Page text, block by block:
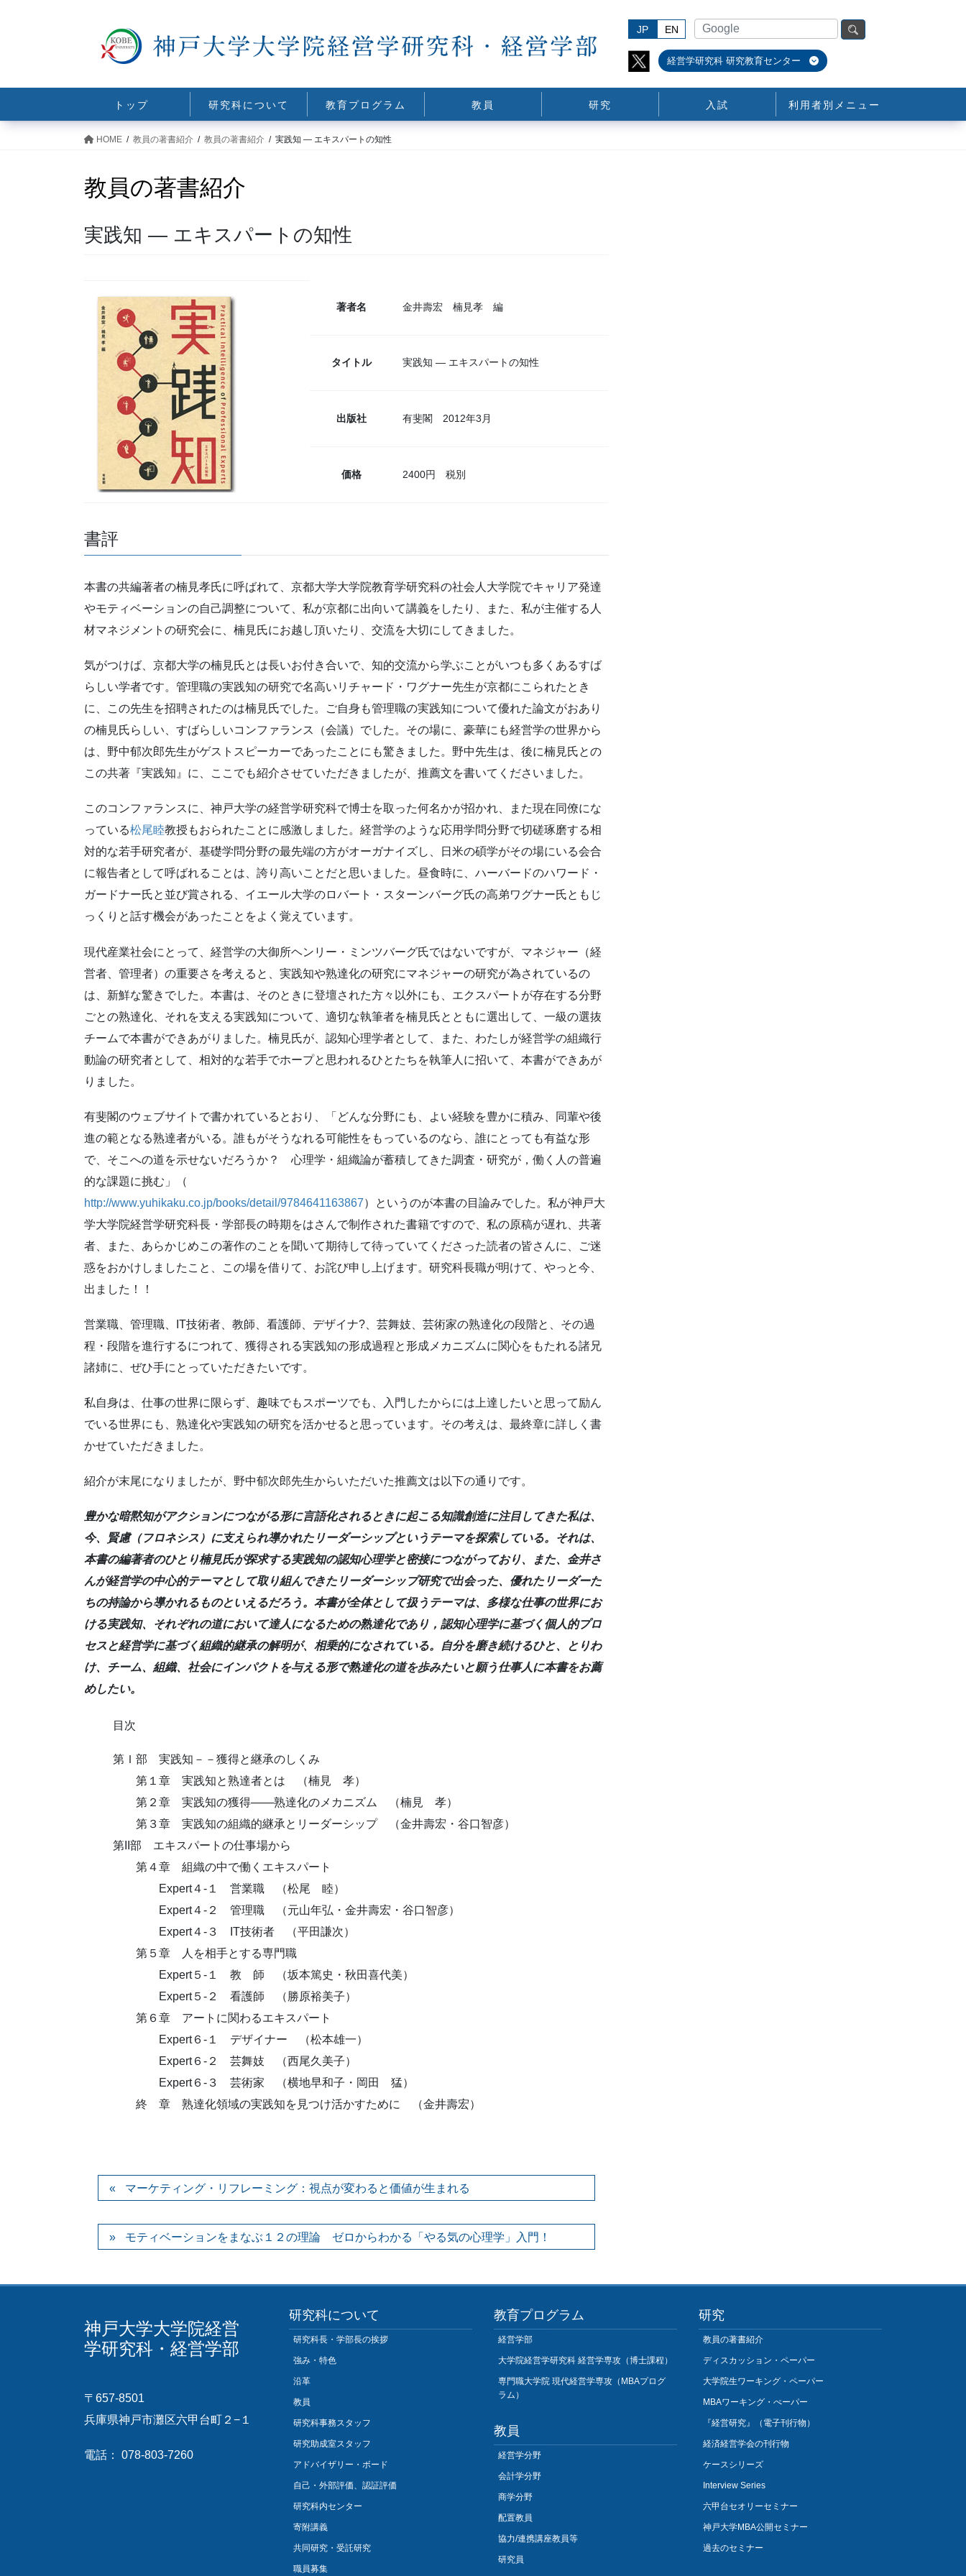
JP EN
経営学研究科 研究教育センター
トップ 研究科について 教育プログラム 教員 研究 入試 利用者別メニュー
HOME 教員の著書紹介 教員の著書紹介 実践知 — エキスパートの知性
教員の著書紹介
実践知 — エキスパートの知性
著者名 金井壽宏 楠見孝 編
タイトル 実践知 — エキスパートの知性
出版社 有斐閣 2012年3月
価格 2400円 税別
書評
本書の共編著者の楠見孝氏に呼ばれて、京都大学大学院教育学研究科の社会人大学院でキャリア発達
やモティベーションの自己調整について、私が京都に出向いて講義をしたり、また、私が主催する人
材マネジメントの研究会に、楠見氏にお越し頂いたり、交流を大切にしてきました。
気がつけば、京都大学の楠見氏とは長いお付き合いで、知的交流から学ぶことがいつも多くあるすば
らしい学者です。管理職の実践知の研究で名高いリチャード・ワグナー先生が京都にこられたとき
に、この先生を招聘されたのは楠見氏でした。ご自身も管理職の実践知について優れた論文がおあり
の楠見氏らしい、すばらしいコンファランス（会議）でした。その場に、豪華にも経営学の世界から
は、野中郁次郎先生がゲストスピーカーであったことにも驚きました。野中先生は、後に楠見氏との
この共著『実践知』に、ここでも紹介させていただきましたが、推薦文を書いてくださいました。
このコンファランスに、神戸大学の経営学研究科で博士を取った何名かが招かれ、また現在同僚にな
っている松尾睦教授もおられたことに感激しました。経営学のような応用学問分野で切磋琢磨する相
対的な若手研究者が、基礎学問分野の最先端の方がオーガナイズし、日米の碩学がその場にいる会合
に報告者として呼ばれることは、誇り高いことだと思いました。昼食時に、ハーバードのハワード・
ガードナー氏と並び賞される、イエール大学のロバート・スターンバーグ氏の高弟ワグナー氏ともじ
っくりと話す機会があったことをよく覚えています。
現代産業社会にとって、経営学の大御所ヘンリー・ミンツバーグ氏ではないですが、マネジャー（経
営者、管理者）の重要さを考えると、実践知や熟達化の研究にマネジャーの研究が為されているの
は、新鮮な驚きでした。本書は、そのときに登壇された方々以外にも、エクスパートが存在する分野
ごとの熟達化、それを支える実践知について、適切な執筆者を楠見氏とともに選出して、一級の選抜
チームで本書ができあがりました。楠見氏が、認知心理学者として、また、わたしが経営学の組織行
動論の研究者として、相対的な若手でホープと思われるひとたちを執筆人に招いて、本書ができあが
りました。
有斐閣のウェブサイトで書かれているとおり、「どんな分野にも、よい経験を豊かに積み、同輩や後
進の範となる熟達者がいる。誰もがそうなれる可能性をもっているのなら、誰にとっても有益な形
で、そこへの道を示せないだろうか？ 心理学・組織論が蓄積してきた調査・研究が，働く人の普遍
的な課題に挑む」（
http://www.yuhikaku.co.jp/books/detail/9784641163867）というのが本書の目論みでした。私が神戸大
学大学院経営学研究科長・学部長の時期をはさんで制作された書籍ですので、私の原稿が遅れ、共著
者、また、あらかじめこの著作のことを聞いて期待して待っていてくださった読者の皆さんに、ご迷
惑をおかけしましたこと、この場を借りて、お詫び申し上げます。研究科長職が明けて、やっと今、
出ました！！
営業職、管理職、IT技術者、教師、看護師、デザイナ?、芸舞妓、芸術家の熟達化の段階と、その過
程・段階を進行するにつれて、獲得される実践知の形成過程と形成メカニズムに関心をもたれる諸兄
諸姉に、ぜひ手にとっていただきたいです。
私自身は、仕事の世界に限らず、趣味でもスポーツでも、入門したからには上達したいと思って励ん
でいる世界にも、熟達化や実践知の研究を活かせると思っています。その考えは、最終章に詳しく書
かせていただきました。
紹介が末尾になりましたが、野中郁次郎先生からいただいた推薦文は以下の通りです。
豊かな暗黙知がアクションにつながる形に言語化されるときに起こる知識創造に注目してきた私は、
今、賢慮（フロネシス）に支えられ導かれたリーダーシップというテーマを探索している。それは、
本書の編著者のひとり楠見氏が探求する実践知の認知心理学と密接につながっており、また、金井さ
んが経営学の中心的テーマとして取り組んできたリーダーシップ研究で出会った、優れたリーダーた
ちの持論から導かれるものといえるだろう。本書が全体として扱うテーマは、多様な仕事の世界にお
ける実践知、それぞれの道において達人になるための熟達化であり，認知心理学に基づく個人的プロ
セスと経営学に基づく組織的継承の解明が、相乗的になされている。自分を磨き続けるひと、とりわ
け、チーム、組織、社会にインパクトを与える形で熟達化の道を歩みたいと願う仕事人に本書をお薦
めしたい。
目次
第Ｉ部 実践知－－獲得と継承のしくみ
第１章 実践知と熟達者とは （楠見 孝）
第２章 実践知の獲得――熟達化のメカニズム （楠見 孝）
第３章 実践知の組織的継承とリーダーシップ （金井壽宏・谷口智彦）
第II部 エキスパートの仕事場から
第４章 組織の中で働くエキスパート
Expert４-１ 営業職 （松尾 睦）
Expert４-２ 管理職 （元山年弘・金井壽宏・谷口智彦）
Expert４-３ IT技術者 （平田謙次）
第５章 人を相手とする専門職
Expert５-１ 教 師 （坂本篤史・秋田喜代美）
Expert５-２ 看護師 （勝原裕美子）
第６章 アートに関わるエキスパート
Expert６-１ デザイナー （松本雄一）
Expert６-２ 芸舞妓 （西尾久美子）
Expert６-３ 芸術家 （横地早和子・岡田 猛）
終 章 熟達化領域の実践知を見つけ活かすために （金井壽宏）
マーケティング・リフレーミング：視点が変わると価値が生まれる
モティベーションをまなぶ１２の理論 ゼロからわかる「やる気の心理学」入門！
神戸大学大学院経営
学研究科・経営学部
〒657-8501
兵庫県神戸市灘区六甲台町２−１
電話： 078-803-7260
研究科について
研究科長・学部長の挨拶
強み・特色
沿革
教員
研究科事務スタッフ
研究助成室スタッフ
アドバイザリー・ボード
自己・外部評価、認証評価
研究科内センター
寄附講義
共同研究・受託研究
職員募集
教育プログラム
経営学部
大学院経営学研究科 経営学専攻（博士課程）
専門職大学院 現代経営学専攻（MBAプログ
ラム）
教員
経営学分野
会計学分野
商学分野
配置教員
協力/連携講座教員等
研究員
研究
教員の著書紹介
ディスカッション・ペーパー
大学院生ワーキング・ペーパー
MBAワーキング・ぺーパー
『経営研究』（電子刊行物）
経済経営学会の刊行物
ケースシリーズ
Interview Series
六甲台セオリーセミナー
神戸大学MBA公開セミナー
過去のセミナー